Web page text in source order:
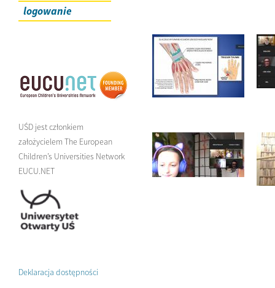
logowanie
UŚD jest członkiem
założycielem The European
Children’s Universities Network
EUCU.NET
Deklaracja dostępności